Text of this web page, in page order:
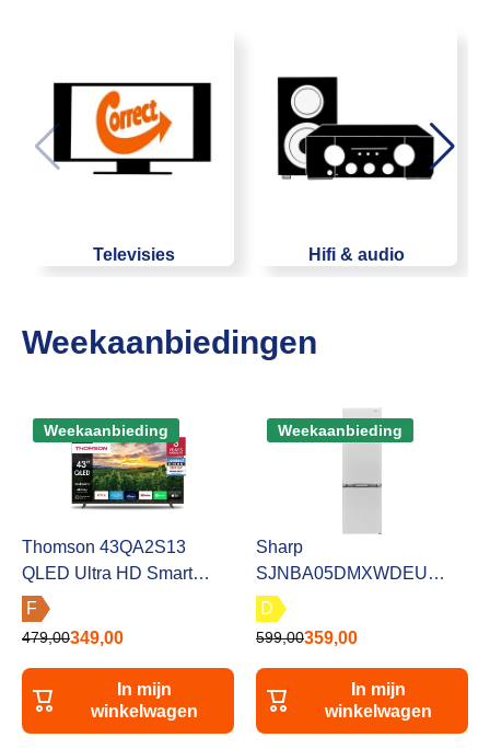
Televisies Hifi & audio
Weekaanbiedingen
Weekaanbieding
Thomson 43QA2S13
QLED Ultra HD Smart
Televisie
F
479,00349,00
In mijn
winkelwagen
Weekaanbieding
Sharp
SJNBA05DMXWDEU
Koelvries Combinaties 54
cm Breed met Nofrost
D
599,00359,00
In mijn
winkelwagen